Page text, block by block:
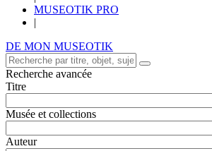
MUSEOTIK PRO
|
DE MON MUSEOTIK
Recherche avancée
Titre
Musée et collections
Auteur